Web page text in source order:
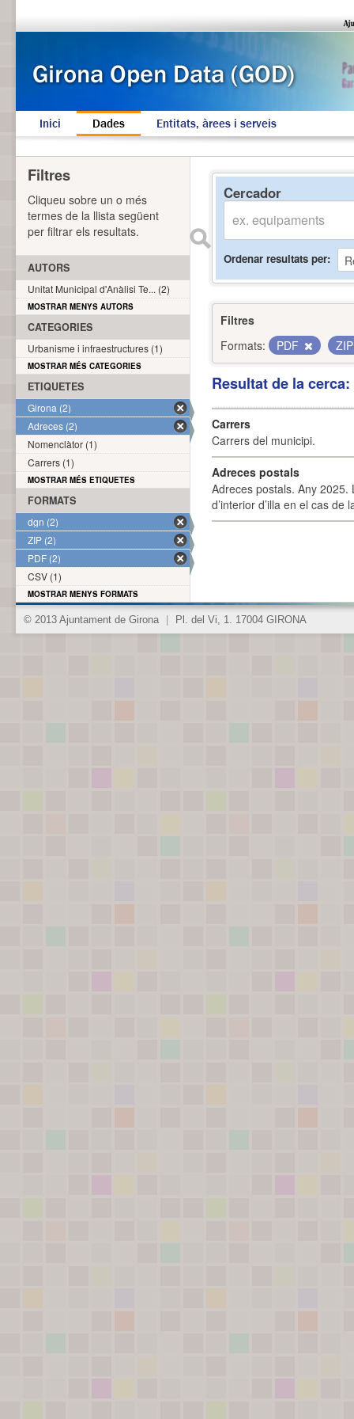
Inici Dades Entitats, àrees i serveis
Cercador
Ordenar resultats per
Filtres
Formats:
PDF
Resultat de la
Carrers
Carrers del municipi.
Adreces postals
Adreces postals. Any 2025.
d’interior d’illa en el cas
Filtres
Cliqueu sobre un o més
termes de la llista següent
per filtrar els resultats.
AUTORS
Unitat Municipal d'Anàlisi Te... (2)
MOSTRAR MENYS AUTORS
CATEGORIES
Urbanisme i infraestructures (1)
MOSTRAR MÉS CATEGORIES
ETIQUETES
Girona (2)
Adreces (2)
Nomenclàtor (1)
Carrers (1)
MOSTRAR MÉS ETIQUETES
FORMATS
dgn (2)
ZIP (2)
PDF (2)
CSV (1)
MOSTRAR MENYS FORMATS
© 2013 Ajuntament de Girona Pl. del Vi, 1. 17004 GIRONA